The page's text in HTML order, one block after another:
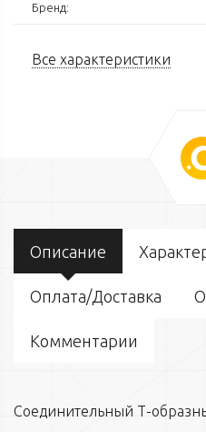
Бренд:
Все характеристики
Описание
Оплата/Доставка
Комментарии
Соединительный Т-